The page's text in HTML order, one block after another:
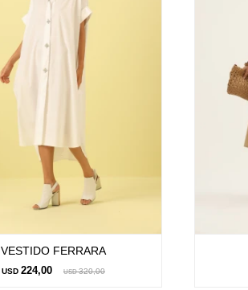
VESTIDO FERRARA
USD 224,00 USD 320,00